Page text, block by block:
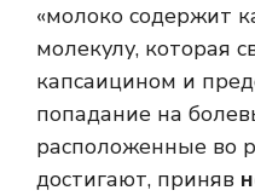
«молоко содержит
молекулу, которая
капсаицином и
попадание на
расположенные во
достигают, приняв